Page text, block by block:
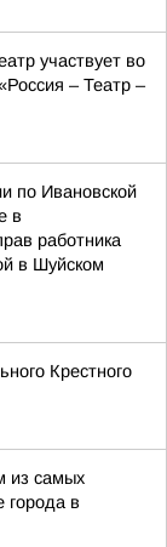
участвует во
– Театр –
по Ивановской
в
работника
в Шуйском
Крестного
из самых
города в